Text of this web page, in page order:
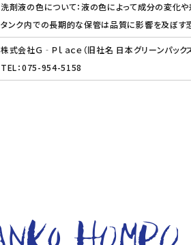
洗剤液の色について：液の色によって成分の変化
タンク内での長期的な保管は品質に影響を及ぼす
株式会社Ｇ‐Ｐｌａｃｅ（旧社名 日本グリーンパック
TEL：075-954-5158